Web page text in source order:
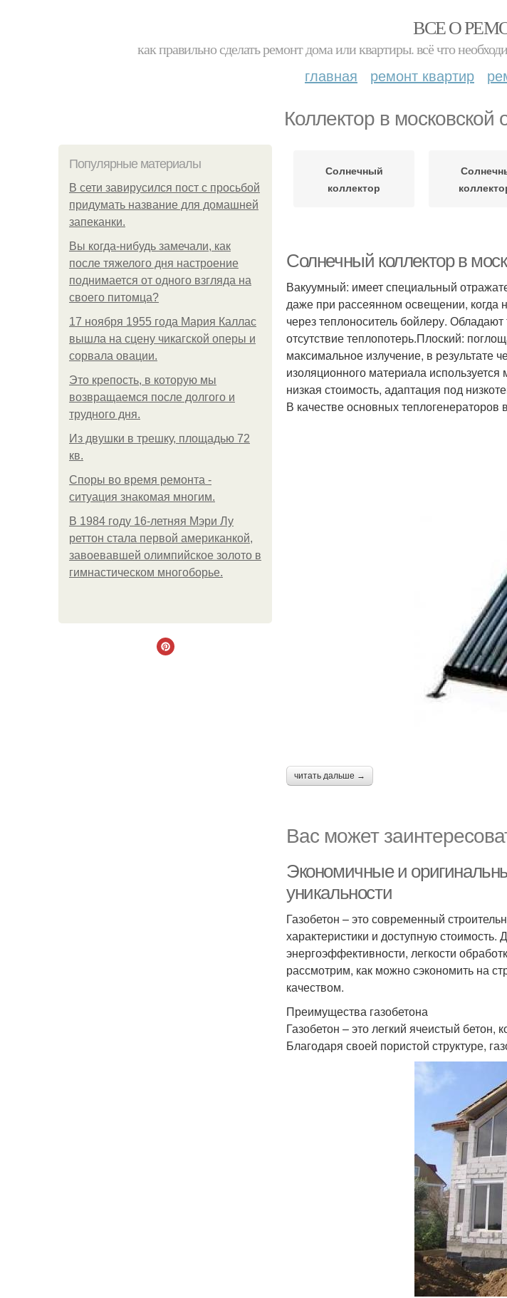
ВСЕ О
как правильно сделать ремонт дома или квартиры. всё что
главная ремонт квартир
Коллектор в московской
Популярные материалы
В сети завирусился пост с просьбой
придумать название для домашней
запеканки.
Вы когда-нибудь замечали, как
после тяжелого дня настроение
поднимается от одного взгляда на
своего питомца?
17 ноября 1955 года Мария Каллас
вышла на сцену чикагской оперы и
сорвала овации.
Это крепость, в которую мы
возвращаемся после долгого и
трудного дня.
Из двушки в трешку, площадью 72
кв.
Споры во время ремонта -
ситуация знакомая многим.
В 1984 году 16-летняя Мэри Лу
реттон стала первой американкой,
завоевавшей олимпийское золото в
гимнастическом многоборье.
Солнечный
коллектор
Солнечный коллектор в
Вакуумный: имеет специальный
даже при рассеянном освещении, когда
через теплоноситель бойлеру.
отсутствие теплопотерь.Плоский:
максимальное излучение, в результате
изоляционного материала
низкая стоимость, адаптация под
В качестве основных теплогенераторов
читать дальше →
Вас может
Экономичные и
уникальности
Газобетон – это современный
характеристики и доступную
энергоэффективности, легкости
рассмотрим, как можно сэкономить на
качеством.
Преимущества газобетона
Газобетон – это легкий ячеистый
Благодаря своей пористой структуре,